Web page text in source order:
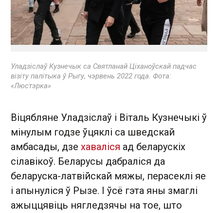
Уладзіслаў Кузнечык са Святланай Ціханоўскай падчас
візіту палітыка ў Рыгу, чэрвень 2022 года. Фота:
«Люстэрка»
Віцябляне Уладзіслаў і Віталь Кузнечыкі ў
мінулым годзе ўцяклі са шведскай
амбасады, дзе хаваліся ад беларускіх
сілавікоў. Беларусы дабраліся да
беларуска-латвійскай мяжы, перасеклі яе
і апынуліся ў Рызе. І ўсё гэта яны змаглі
ажыццявіць нягледзячы на тое, што